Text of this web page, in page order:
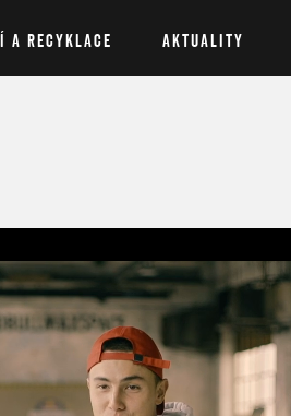
A RECYKLACE AKTUALITY